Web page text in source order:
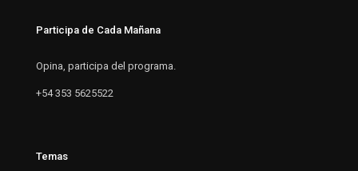
Participa de Cada Mañana
Opina, participa del programa.
+54 353 5625522
Temas